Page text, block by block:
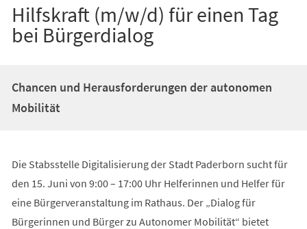
Hilfskraft (m/w/d) für einen Tag
bei Bürgerdialog
Chancen und Herausforderungen der autonomen
Mobilität
Die Stabsstelle Digitalisierung der Stadt Paderborn sucht für
den 15. Juni von 9:00 – 17:00 Uhr Helferinnen und Helfer für
eine Bürgerveranstaltung im Rathaus. Der „Dialog für
Bürgerinnen und Bürger zu Autonomer Mobilität“ bietet